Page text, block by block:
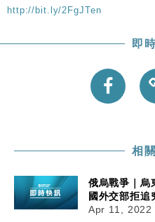
http://bit.ly/2FgJTen
即
相
俄烏戰爭｜烏
國外交部拒追
Apr 11, 2022